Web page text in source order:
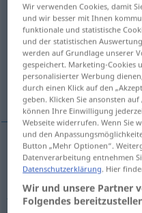
bridjeti < -im;-dio, -djela>
Übersicht aller
(Für mehr Details die
brennen, jucken,
brennen bridjeti
jucken bridjeti
Wir verwenden Cookies, damit
und wir besser mit Ihnen
funktionale und statistische
und der statistischen
werden auf Grundlage unserer
gespeichert. Marketing-Cookies
personalisierter Werbung
durch einen Klick auf den
geben. Klicken Sie ansonsten
können Ihre Einwilligung
Webseite widerrufen. Wenn Sie
und den
Button „Mehr Optionen“.
Datenverarbeitung entnehmen
Datenschutzerklärung. Hier
Wir und unsere Partner
Folgendes